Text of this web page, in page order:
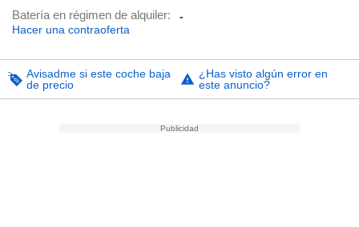
Batería en régimen de alquiler
-
Hacer una contraoferta
Avisadme si este coche baja
de precio
¿Has visto algún error en
este anuncio?